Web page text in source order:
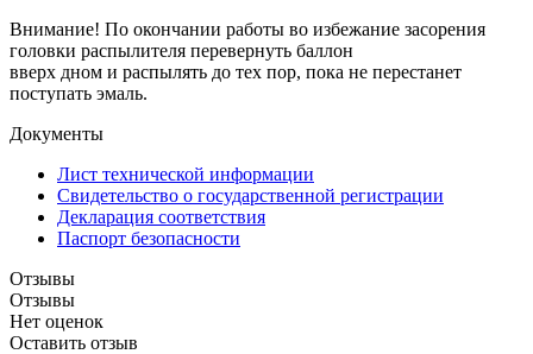
Внимание! По окончании работы во избежание засорения
головки распылителя перевернуть баллон
вверх дном и распылять до тех пор, пока не перестанет
поступать эмаль.
Документы
Лист технической информации
Свидетельство о государственной регистрации
Декларация соответствия
Паспорт безопасности
Отзывы
Отзывы
Нет оценок
Оставить отзыв